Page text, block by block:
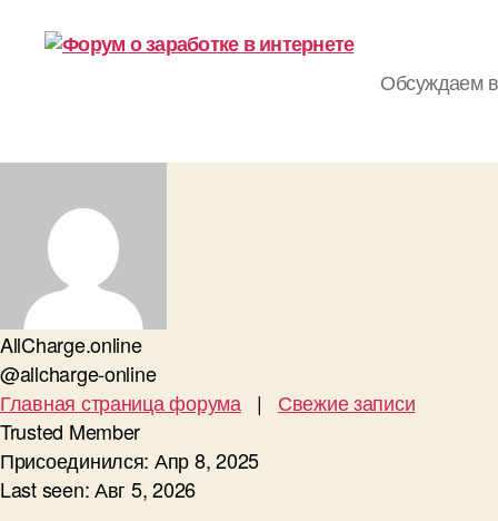
в
№1
Обсуждаем
AllCharge.online
@allcharge-online
Главная страница форума | Свежие записи
Trusted Member
Присоединился: Апр 8, 2025
Last seen: Авг 5, 2026